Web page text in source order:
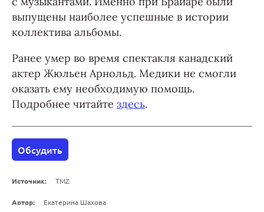
выпущены наиболее успешные в истории
коллектива альбомы.
Ранее умер во время спектакля канадский
актер Жюльен Арнольд. Медики не смогли
оказать ему необходимую помощь.
Подробнее читайте здесь.
Обсудить
Источник: TMZ
Автор: Екатерина Шахова